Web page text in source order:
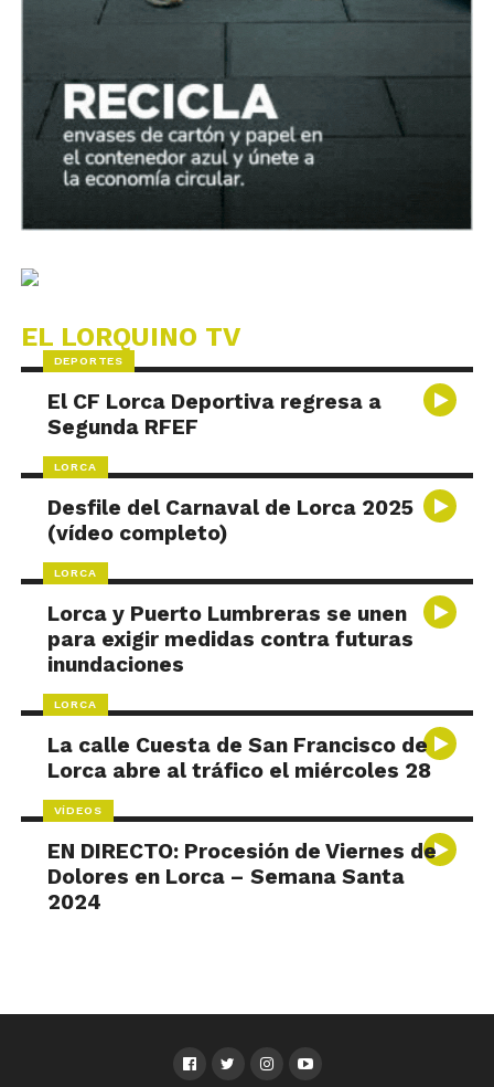
EL LORQUINO TV
DEPORTES
El CF Lorca Deportiva regresa a
Segunda RFEF
LORCA
Desfile del Carnaval de Lorca 2025
(vídeo completo)
LORCA
Lorca y Puerto Lumbreras se unen
para exigir medidas contra futuras
inundaciones
LORCA
La calle Cuesta de San Francisco de
Lorca abre al tráfico el miércoles 28
VÍDEOS
EN DIRECTO: Procesión de Viernes de
Dolores en Lorca – Semana Santa
2024